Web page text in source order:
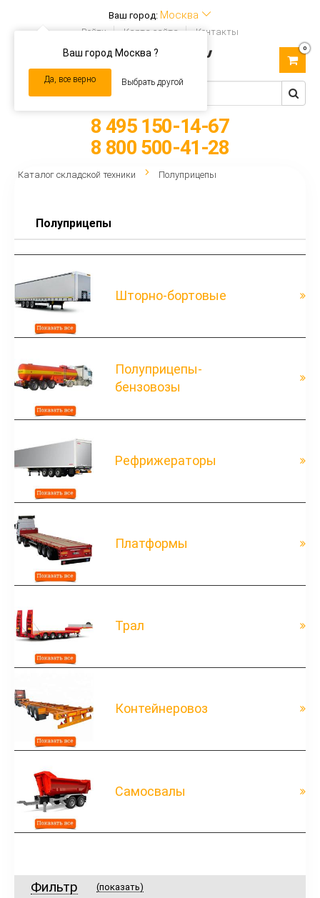
Ваш город: Москва
Ваш город Москва ?
Да, все верно Выбрать другой
Войти Карта сайта Контакты
navigation
0
8 495 150-14-67
8 800 500-41-28
Каталог складской техники Полуприцепы
Полуприцепы
Шторно-бортовые
Полуприцепы-
бензовозы
Рефрижераторы
Платформы
Трал
Контейнеровоз
Самосвалы
Фильтр (показать)